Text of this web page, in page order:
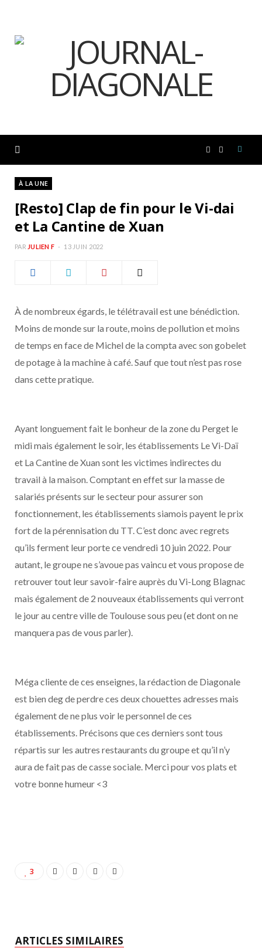
c
o
s
r
À LA UNE
[Resto] Clap de fin pour le Vi-dai
et La Cantine de Xuan
PAR JULIEN F 13 JUIN 2022
À de nombreux égards, le télétravail est une bénédiction.
Moins de monde sur la route, moins de pollution et moins
de temps en face de Michel de la compta avec son gobelet
de potage à la machine à café. Sauf que tout n’est pas rose
dans cette pratique.
Ayant longuement fait le bonheur de la zone du Perget le
midi mais également le soir, les établissements Le Vi-Daï
et La Cantine de Xuan sont les victimes indirectes du
travail à la maison. Comptant en effet sur la masse de
salariés présents sur le secteur pour assurer son
fonctionnement, les établissements siamois payent le prix
fort de la pérennisation du TT. C’est donc avec regrets
qu’ils ferment leur porte ce vendredi 10 juin 2022. Pour
autant, le groupe ne s’avoue pas vaincu et vous propose de
retrouver tout leur savoir-faire auprès du Vi-Long Blagnac
mais également de 2 nouveaux établissements qui verront
le jour au centre ville de Toulouse sous peu (et dont on ne
manquera pas de vous parler).
Méga cliente de ces enseignes, la rédaction de Diagonale
est bien deg de perdre ces deux chouettes adresses mais
également de ne plus voir le personnel de ces
établissements. Précisons que ces derniers sont tous
répartis sur les autres restaurants du groupe et qu’il n’y
aura de fait pas de casse sociale. Merci pour vos plats et
votre bonne humeur <3
3
ARTICLES SIMILAIRES